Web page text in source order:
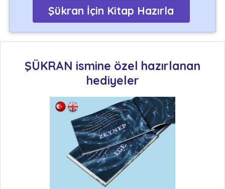
Şükran İçin Kitap Hazırla
ŞÜKRAN ismine özel hazırlanan
hediyeler